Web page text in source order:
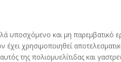
υποσχόμενο και μη παρεμβατικό
έχει χρησιμοποιηθεί
της πολιομυελίτιδας και